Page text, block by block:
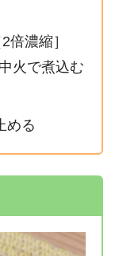
濃縮］
火で煮込む
める